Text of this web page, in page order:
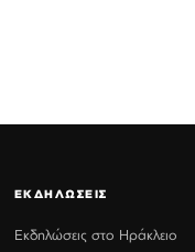
ΕΚΔΗΛΩΣΕΙΣ
Εκδηλώσεις στο Ηράκλειο